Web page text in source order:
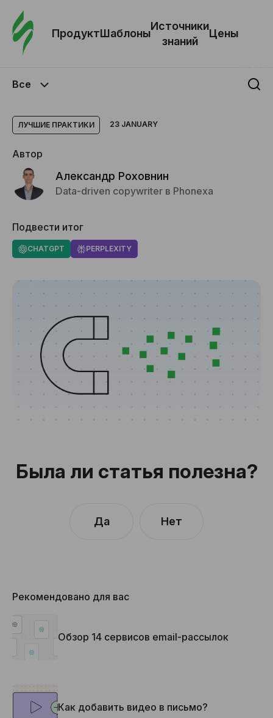
ПродуктШаблоны
Источники
знаний
Цены
Все
ЛУЧШИЕ ПРАКТИКИ 23 JANUARY
Автор
Александр Роховнин
Data-driven copywriter в Phonexa
Подвести итог
CHATGPT PERPLEXITY
Была ли статья полезна?
Да Нет
Рекомендовано для вас
Обзор 14 сервисов email-рассылок
Как добавить видео в письмо?